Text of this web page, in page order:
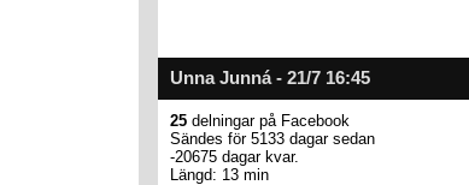
Unna Junná - 21/7 16:45
25 delningar på Facebook
Sändes för 5133 dagar sedan
-20675 dagar kvar.
Längd: 13 min